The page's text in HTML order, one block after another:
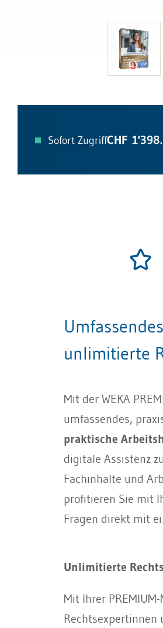
Sofort ZugriffCHF
unlimitierte
Mit der WEKA
umfassendes,
praktische
digitale Assistenz
Fachinhalte und
profitieren Sie mit
Fragen direkt mit
Unlimitierte
Mit Ihrer